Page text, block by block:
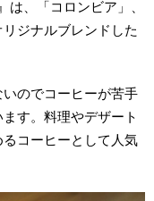
、「コロンビア」、
ジナルブレンドした
のでコーヒーが苦手
す。料理やデザート
コーヒーとして人気